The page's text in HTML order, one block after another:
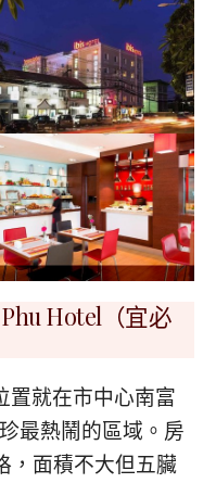
Hotel（宜必
置就在市中心南富
最熱鬧的區域。房
，面積不大但五臟